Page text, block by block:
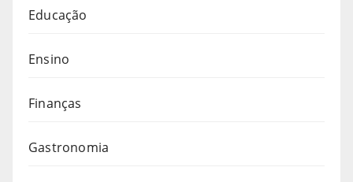
Educação
Ensino
Finanças
Gastronomia